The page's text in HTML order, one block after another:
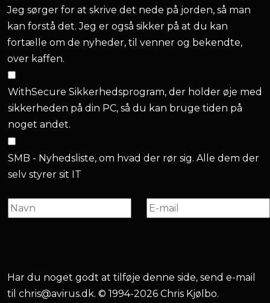
Jeg sørger for at skrive det nede på jorden, så man
kan forstå det. Jeg er også sikker på at du kan
fortælle om de nyheder, til venner og bekendte,
over kaffen.
WithSecure Sikkerhedsprogram, der holder øje med
sikkerheden på din PC, så du kan bruge tiden på
noget andet.
SMB - Nyhedsliste, om hvad der rør sig. Alle dem der
selv styrer sit IT
Har du noget godt at tilføje denne side, send e-mail
til chris@avirus.dk. © 1994-2026 Chris Kjølbo.